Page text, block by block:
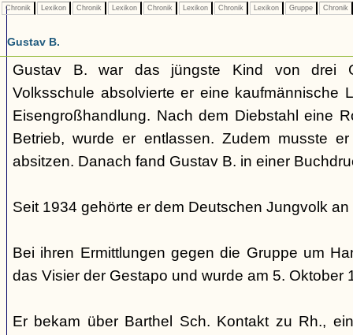
Chronik Lexikon Chronik Lexikon Chronik Lexikon Chronik Lexikon Gruppe Chronik
Gustav B.
Gustav B. war das jüngste Kind von drei
Volksschule absolvierte er eine kaufmännische
Eisengroßhandlung. Nach dem Diebstahl eine
Betrieb, wurde er entlassen. Zudem musste
absitzen. Danach fand Gustav B. in einer
Seit 1934 gehörte er dem Deutschen Jungvolk
Bei ihren Ermittlungen gegen die Gruppe um
das Visier der Gestapo und wurde am 5. Oktober
Er bekam über Barthel Sch. Kontakt zu Rh.,